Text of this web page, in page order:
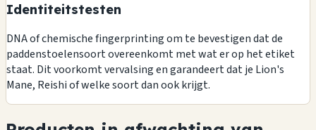
Identiteitstesten
DNA of chemische fingerprinting om te bevestigen dat de
paddenstoelensoort overeenkomt met wat er op het etiket
staat. Dit voorkomt vervalsing en garandeert dat je Lion's
Mane, Reishi of welke soort dan ook krijgt.